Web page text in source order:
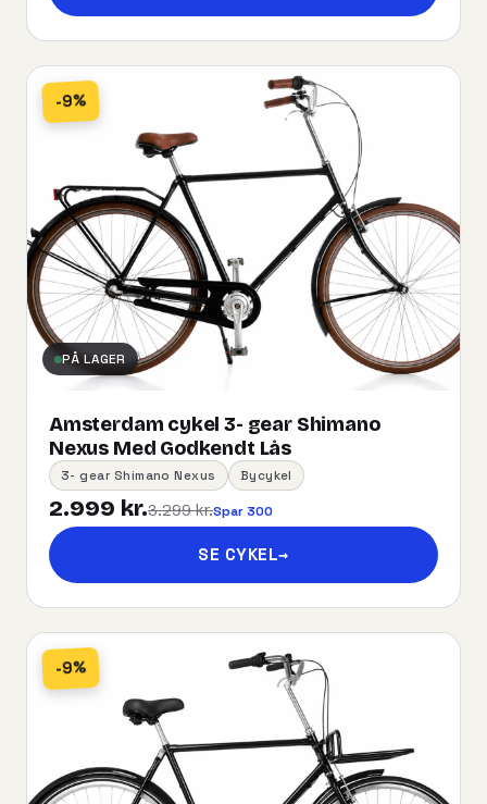
-9%
PÅ LAGER
Amsterdam cykel 3- gear Shimano
Nexus Med Godkendt Lås
3- gear Shimano Nexus Bycykel
2.999 kr.3.299 kr.Spar 300
SE CYKEL→
-9%